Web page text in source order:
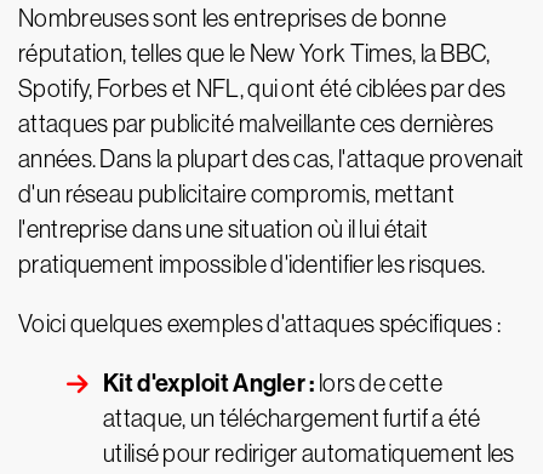
Nombreuses sont les entreprises de bonne
réputation, telles que le New York Times, la BBC,
Spotify, Forbes et NFL, qui ont été ciblées par des
attaques par publicité malveillante ces dernières
années. Dans la plupart des cas, l'attaque provenait
d'un réseau publicitaire compromis, mettant
l'entreprise dans une situation où il lui était
pratiquement impossible d'identifier les risques.
Voici quelques exemples d'attaques spécifiques :
Kit d'exploit Angler : lors de cette
attaque, un téléchargement furtif a été
utilisé pour rediriger automatiquement les